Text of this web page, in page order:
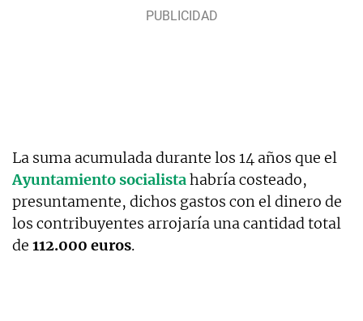
La suma acumulada durante los 14 años que el
Ayuntamiento socialistahabría costeado,
presuntamente, dichos gastos con el dinero de
los contribuyentes arrojaría una cantidad total
de 112.000 euros.